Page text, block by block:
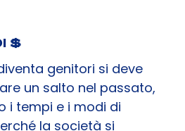
💲
genitori si deve
un salto nel passato,
i tempi e i modi di
la società si